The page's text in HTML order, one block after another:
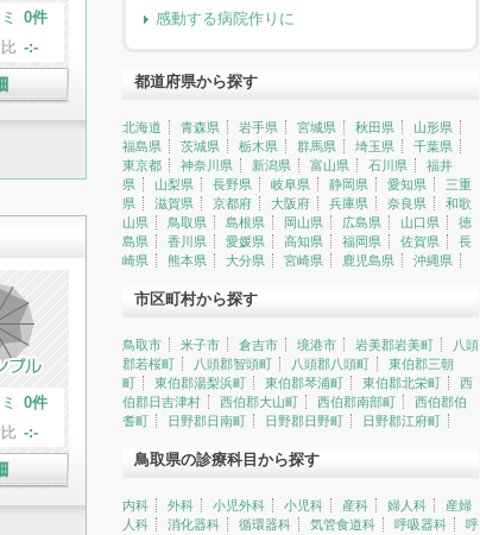
0件
-:-
0件
-:-
感動する病院作りに
都道府県から探す
北海道 青森県 岩手県 宮城県 秋田県
山形県
福島県
茨城県 栃木県 群馬県 埼玉県
千葉県
東京都
神奈川県 新潟県 富山県 石川県
福井
県
山梨県 長野県 岐阜県 静岡県 愛知県
三重
県
滋賀県 京都府 大阪府 兵庫県 奈良県
和歌
山県
鳥取県 島根県 岡山県 広島県 山口県
徳
島県
香川県 愛媛県 高知県 福岡県 佐賀県
長
崎県
熊本県 大分県 宮崎県 鹿児島県 沖縄県
市区町村から探す
鳥取市 米子市 倉吉市 境港市 岩美郡岩美町
八頭
郡若桜町
八頭郡智頭町 八頭郡八頭町
東伯郡三朝
町
東伯郡湯梨浜町 東伯郡琴浦町 東伯郡北栄町
西
伯郡日吉津村
西伯郡大山町 西伯郡南部町
西伯郡伯
耆町
日野郡日南町 日野郡日野町 日野郡江府町
鳥取県の診療科目から探す
内科 外科 小児外科 小児科 産科 婦人科
産婦
人科
消化器科 循環器科 気管食道科 呼吸器科
呼